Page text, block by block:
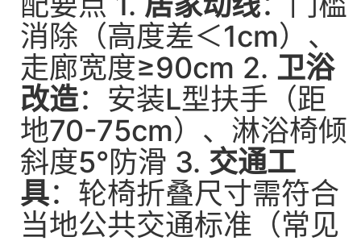
消除（高度差＜1cm）、
走廊宽度≥90cm 2. 卫浴
改造：安装L型扶手（距
地70-75cm）、淋浴椅倾
斜度5°防滑 3. 交通工
具：轮椅折叠尺寸需符合
当地公共交通标准（常见